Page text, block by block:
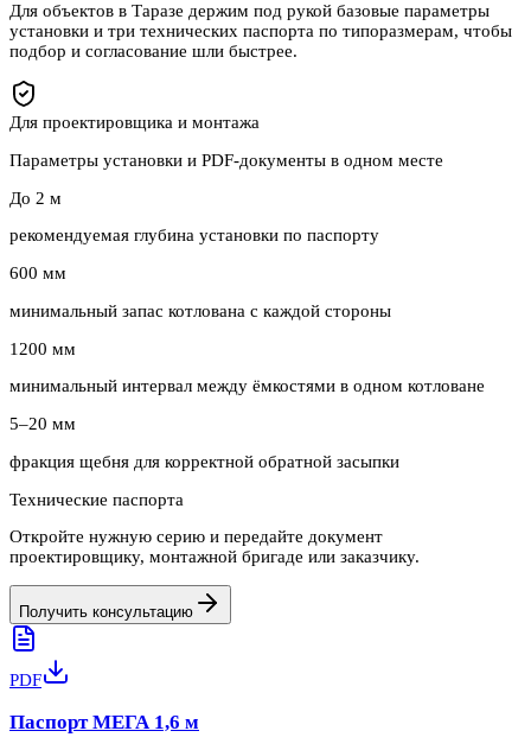
Для объектов в Таразе держим под рукой базовые параметры
установки и три технических паспорта по типоразмерам, чтобы
подбор и согласование шли быстрее.
Для проектировщика и монтажа
Параметры установки и PDF-документы в одном месте
До 2 м
рекомендуемая глубина установки по паспорту
600 мм
минимальный запас котлована с каждой стороны
1200 мм
минимальный интервал между ёмкостями в одном котловане
5–20 мм
фракция щебня для корректной обратной засыпки
Технические паспорта
Откройте нужную серию и передайте документ
проектировщику, монтажной бригаде или заказчику.
Получить консультацию
PDF
Паспорт МЕГА 1,6 м